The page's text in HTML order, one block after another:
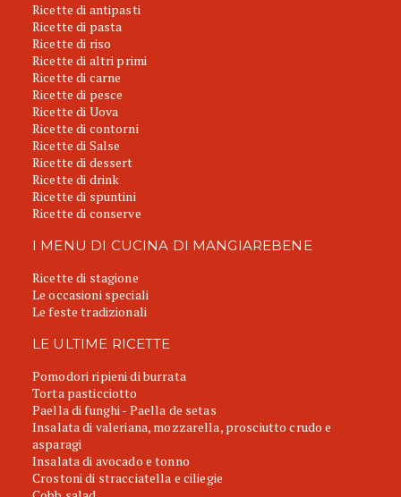
Ricette di antipasti
Ricette di pasta
Ricette di riso
Ricette di altri primi
Ricette di carne
Ricette di pesce
Ricette di Uova
Ricette di contorni
Ricette di Salse
Ricette di dessert
Ricette di drink
Ricette di spuntini
Ricette di conserve
I MENU DI CUCINA DI MANGIAREBENE
Ricette di stagione
Le occasioni speciali
Le feste tradizionali
LE ULTIME RICETTE
Pomodori ripieni di burrata
Torta pasticciotto
Paella di funghi - Paella de setas
Insalata di valeriana, mozzarella, prosciutto crudo e
asparagi
Insalata di avocado e tonno
Crostoni di stracciatella e ciliegie